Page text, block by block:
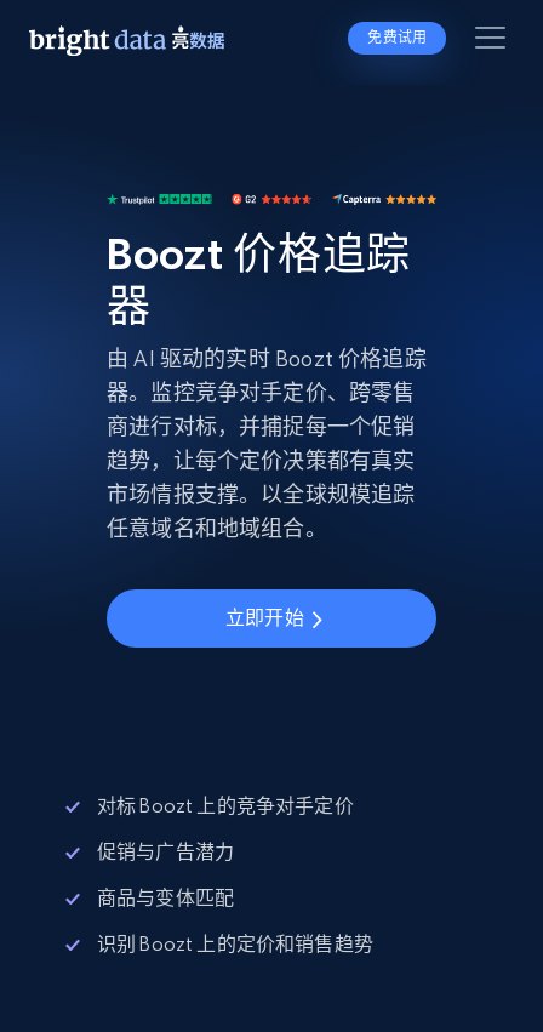
免费试用
Boozt 价格追踪
器
由 AI 驱动的实时 Boozt 价格追踪
器。监控竞争对手定价、跨零售
商进行对标，并捕捉每一个促销
趋势，让每个定价决策都有真实
市场情报支撑。以全球规模追踪
任意域名和地域组合。
立即开始
对标 Boozt 上的竞争对手定价
促销与广告潜力
商品与变体匹配
识别 Boozt 上的定价和销售趋势